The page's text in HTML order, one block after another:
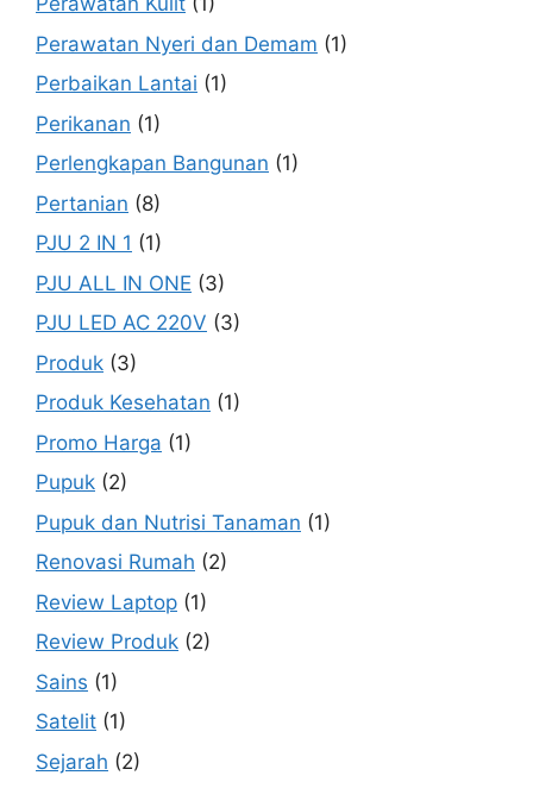
Perawatan Nyeri dan Demam (1)
Perbaikan Lantai (1)
Perikanan (1)
Perlengkapan Bangunan (1)
Pertanian (8)
PJU 2 IN 1 (1)
PJU ALL IN ONE (3)
PJU LED AC 220V (3)
Produk (3)
Produk Kesehatan (1)
Promo Harga (1)
Pupuk (2)
Pupuk dan Nutrisi Tanaman (1)
Renovasi Rumah (2)
Review Laptop (1)
Review Produk (2)
Sains (1)
Satelit (1)
Sejarah (2)